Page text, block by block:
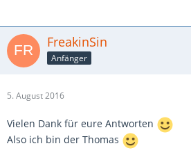
FreakinSin
Anfänger
5. August 2016
Vielen Dank für eure Antworten
Also ich bin der Thomas